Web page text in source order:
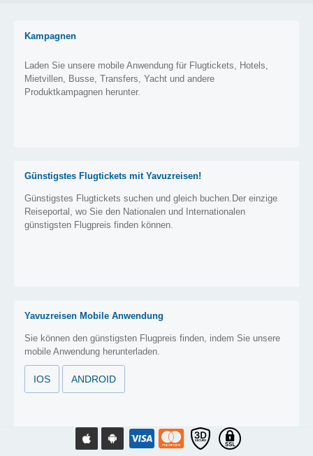
Kampagnen
Laden Sie unsere mobile Anwendung für Flugtickets, Hotels,
Mietvillen, Busse, Transfers, Yacht und andere
Produktkampagnen herunter.
Günstigstes Flugtickets mit Yavuzreisen!
Günstigstes Flugtickets suchen und gleich buchen.Der einzige
Reiseportal, wo Sie den Nationalen und Internationalen
günstigsten Flugpreis finden können.
Yavuzreisen Mobile Anwendung
Sie können den günstigsten Flugpreis finden, indem Sie unsere
mobile Anwendung herunterladen.
IOS ANDROID